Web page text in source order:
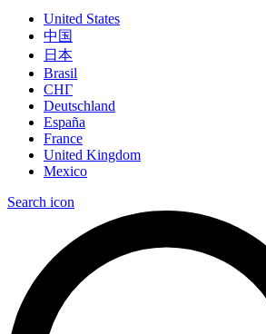
United States
中国
日本
Brasil
СНГ
Deutschland
España
France
United Kingdom
Mexico
Search icon